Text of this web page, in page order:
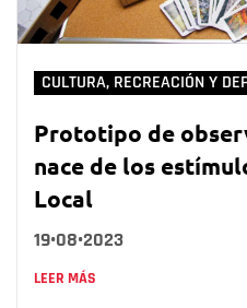
CULTURA, RECREACIÓN Y
Prototipo de
nace de los
Local
19•08•2023
LEER MÁS